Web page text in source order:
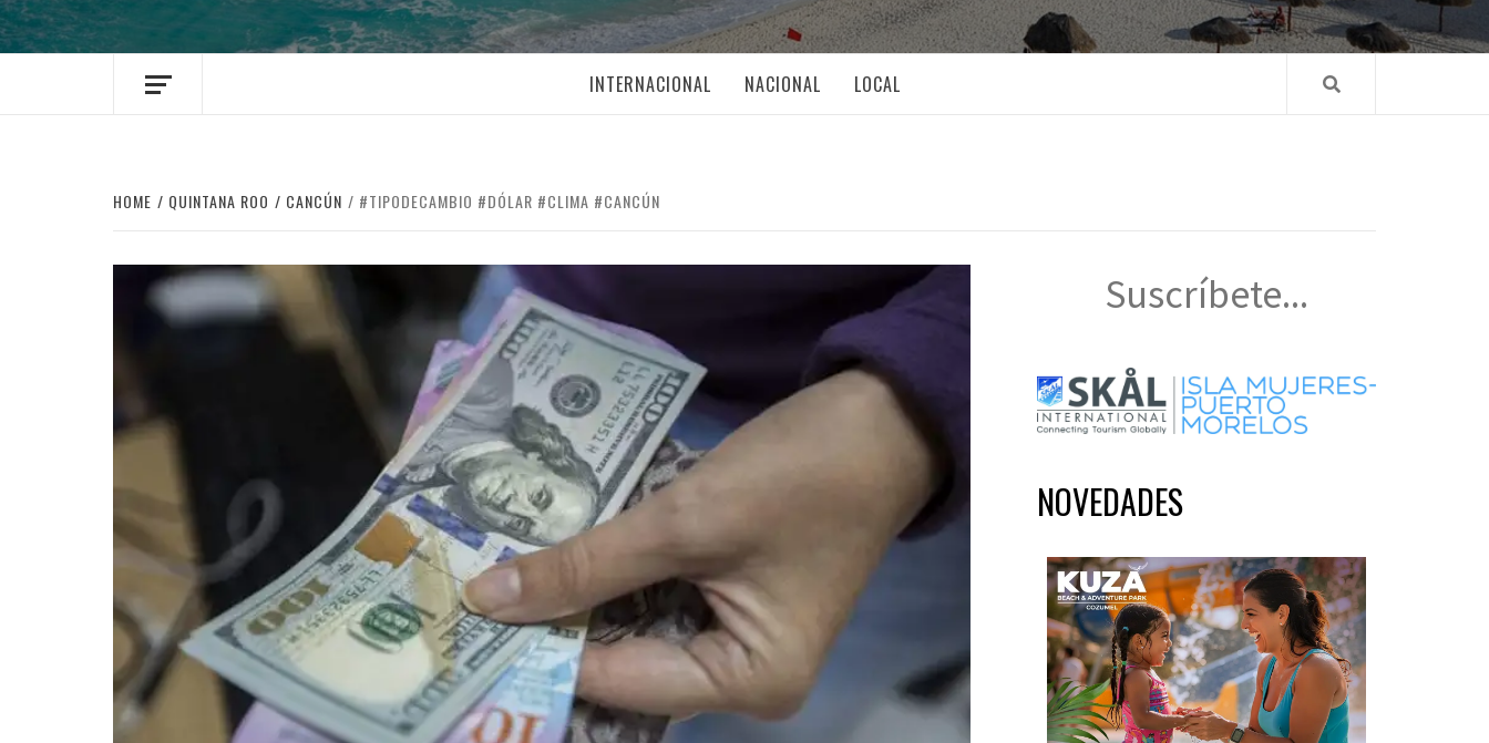
INTERNACIONAL NACIONAL LOCAL
HOME QUINTANA ROO CANCÚN #TIPODECAMBIO #DÓLAR #CLIMA #CANCÚN
Suscríbete...
NOVEDADES